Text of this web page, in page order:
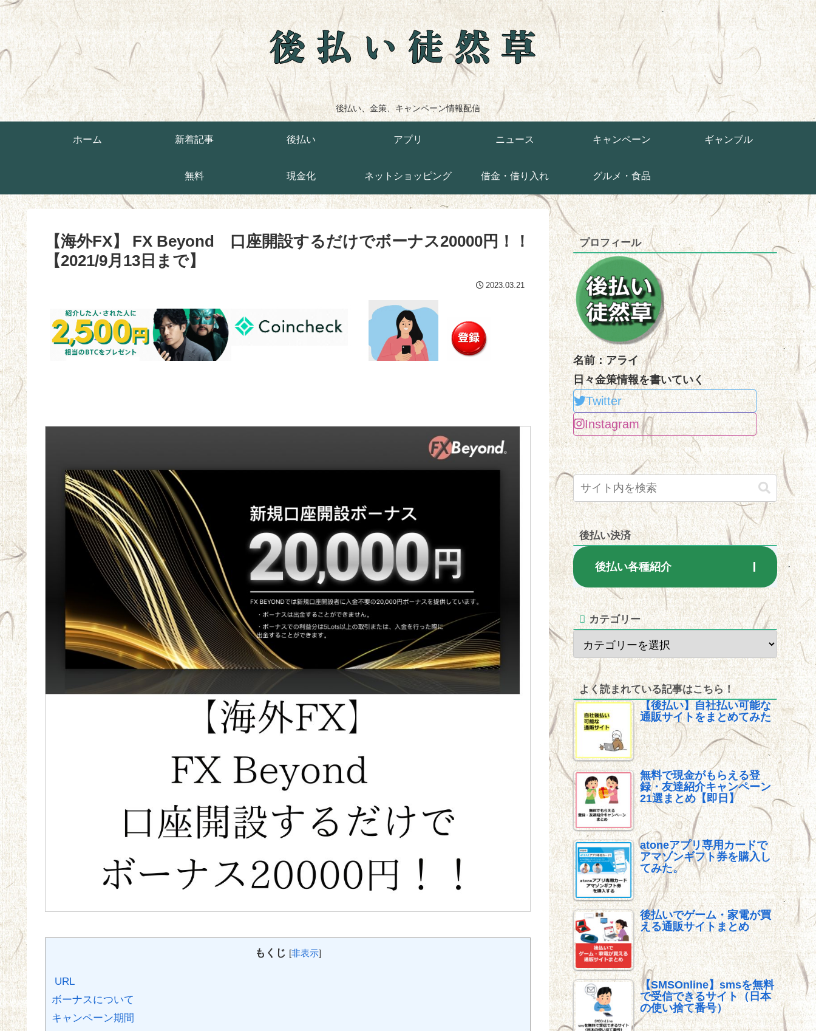
後払い徒然草
後払い、金策、キャンペーン情報配信
ホーム 新着記事 後払い アプリ ニュース キャンペーン ギャンブル
無料 現金化 ネットショッピング 借金・借り入れ グルメ・食品
【海外FX】 FX Beyond 口座開設するだけでボーナス20000円！！
【2021/9月13日まで】
2023.03.21
もくじ [非表示]
URL
ボーナスについて
キャンペーン期間
プロフィール
名前：アライ
日々金策情報を書いていく
Twitter
Instagram
後払い決済
後払い各種紹介
カテゴリー
よく読まれている記事はこちら！
【後払い】自社払い可能な
通販サイトをまとめてみた
無料で現金がもらえる登
録・友達紹介キャンペーン
21選まとめ【即日】
atoneアプリ専用カードで
アマゾンギフト券を購入し
てみた。
後払いでゲーム・家電が買
える通販サイトまとめ
【SMSOnline】smsを無料
で受信できるサイト（日本
の使い捨て番号）